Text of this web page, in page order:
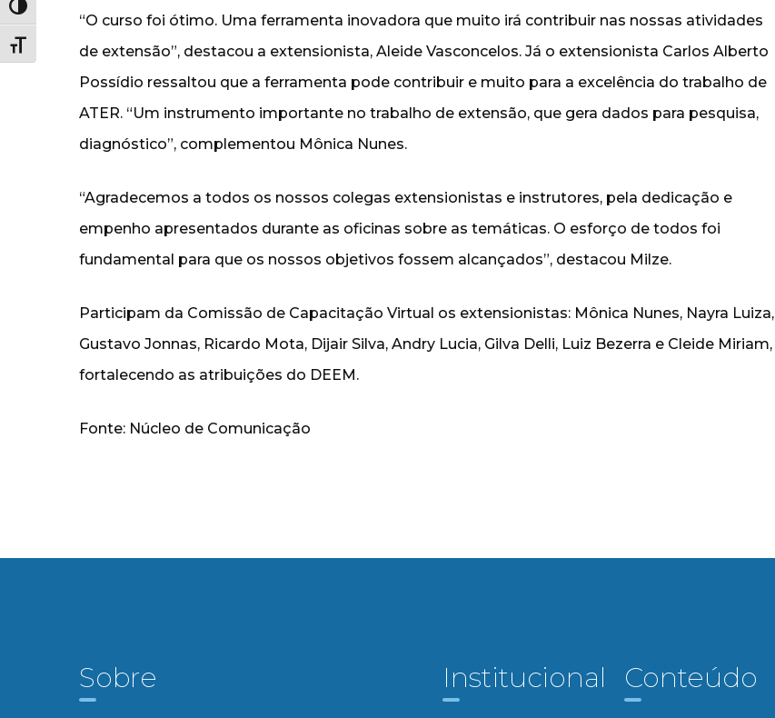
Alternar alto contraste
Alternar tamanho da fonte
“O curso foi ótimo. Uma ferramenta inovadora que muito irá contribuir nas nossas atividades
de extensão”, destacou a extensionista, Aleide Vasconcelos. Já o extensionista Carlos Alberto
Possídio ressaltou que a ferramenta pode contribuir e muito para a excelência do trabalho de
ATER. “Um instrumento importante no trabalho de extensão, que gera dados para pesquisa,
diagnóstico”, complementou Mônica Nunes.
“Agradecemos a todos os nossos colegas extensionistas e instrutores, pela dedicação e
empenho apresentados durante as oficinas sobre as temáticas. O esforço de todos foi
fundamental para que os nossos objetivos fossem alcançados”, destacou Milze.
Participam da Comissão de Capacitação Virtual os extensionistas: Mônica Nunes, Nayra Luiza,
Gustavo Jonnas, Ricardo Mota, Dijair Silva, Andry Lucia, Gilva Delli, Luiz Bezerra e Cleide Miriam,
fortalecendo as atribuições do DEEM.
Fonte: Núcleo de Comunicação
Sobre Institucional Conteúdo